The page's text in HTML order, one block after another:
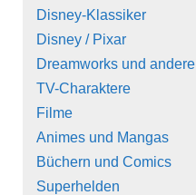
Disney-Klassiker
Disney / Pixar
Dreamworks und andere
TV-Charaktere
Filme
Animes und Mangas
Büchern und Comics
Superhelden